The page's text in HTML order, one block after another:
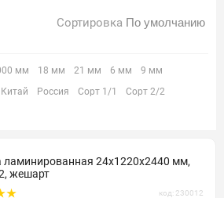
Сортировка
мм 18 мм 21 мм 6 мм
9 мм
Китай Россия Сорт 1/1
Сорт 2/2
ламинированная 24х1220х2440 мм,
жешарт
код: 230012